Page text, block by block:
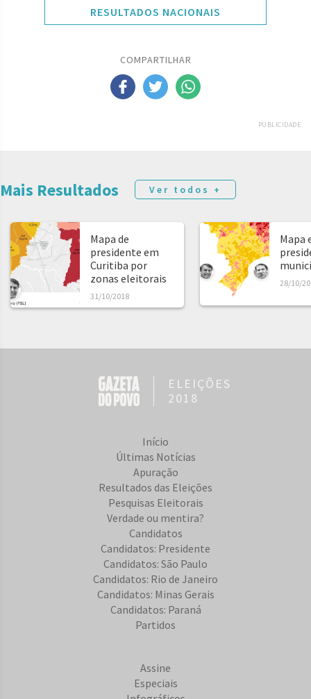
RESULTADOS NACIONAIS
COMPARTILHAR
PUBLICIDADE
Mais Resultados Ver todos +
Mapa de
presidente em
Curitiba por
zonas eleitorais
31/10/2018
Mapa
28/10/
ELEIÇÕES
2018
Início
Últimas Notícias
Apuração
Resultados das Eleições
Pesquisas Eleitorais
Verdade ou mentira?
Candidatos
Candidatos: Presidente
Candidatos: São Paulo
Candidatos: Rio de Janeiro
Candidatos: Minas Gerais
Candidatos: Paraná
Partidos
Assine
Especiais